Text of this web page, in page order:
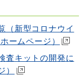
（新型コロナウイ
ームページ）
査キットの開発に
）